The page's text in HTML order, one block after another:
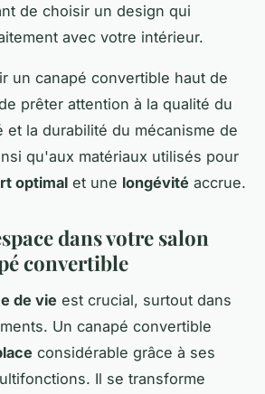
de choisir un design qui
avec votre intérieur.
un canapé convertible haut de
prêter attention à la qualité du
et la durabilité du mécanisme de
qu'aux matériaux utilisés pour
optimal et une longévité accrue.
dans votre salon
convertible
de vie est crucial, surtout dans
Un canapé convertible
considérable grâce à ses
Il se transforme